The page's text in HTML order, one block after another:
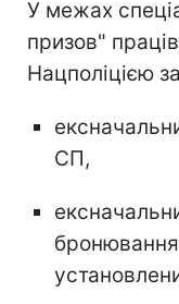
У межах
призов"
Нацполіцією
СП,